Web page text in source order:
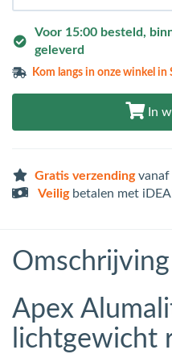
Voor 15:00 besteld,
geleverd
Kom langs inonze winkel in
In
Gratis verzendingvanaf
Veiligbetalen met
Omschrijving
Apex
lichtgewicht